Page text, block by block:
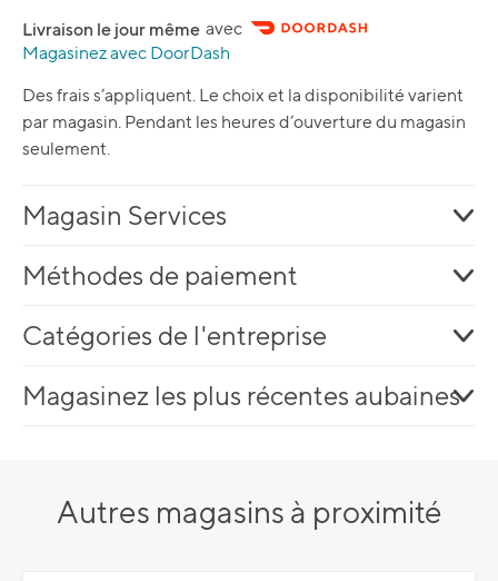
Livraison le jour même avec
Magasinez avec DoorDash
Des frais s’appliquent. Le choix et la disponibilité varient
par magasin. Pendant les heures d’ouverture du magasin
seulement.
Magasin Services
Méthodes de paiement
Catégories de l'entreprise
Magasinez les plus récentes aubaines
Autres magasins à proximité